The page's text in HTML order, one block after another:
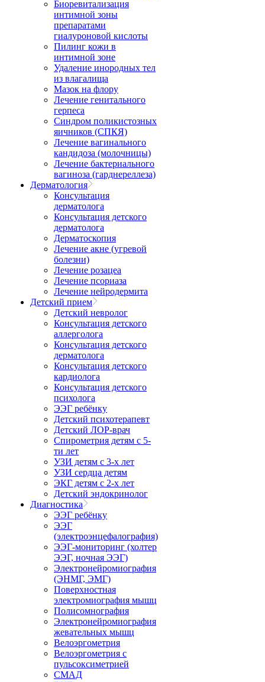
Биоревитализация
интимной зоны
препаратами
гиалуроновой кислоты
Пилинг кожи в
интимной зоне
Удаление инородных тел
из влагалища
Мазок на флору
Лечение генитального
герпеса
Синдром поликистозных
яичников (СПКЯ)
Лечение вагинального
кандидоза (молочницы)
Лечение бактериального
вагиноза (гарднереллеза)
Дерматология
Консультация
дерматолога
Консультация детского
дерматолога
Дерматоскопия
Лечение акне (угревой
болезни)
Лечение розацеа
Лечение псориаза
Лечение нейродермита
Детский прием
Детский невролог
Консультация детского
аллерголога
Консультация детского
дерматолога
Консультация детского
кардиолога
Консультация детского
психолога
ЭЭГ ребёнку
Детский психотерапевт
Детский ЛОР-врач
Спирометрия детям с 5-
ти лет
УЗИ детям с 3-х лет
УЗИ сердца детям
ЭКГ детям с 2-х лет
Детский эндокринолог
Диагностика
ЭЭГ ребёнку
ЭЭГ
(электроэнцефалография)
ЭЭГ-мониторинг (холтер
ЭЭГ, ночная ЭЭГ)
Электронейромиография
(ЭНМГ, ЭМГ)
Поверхностная
электромиография мышц
Полисомнография
Электронейромиография
жевательных мышц
Велоэргометрия
Велоэргометрия с
пульсоксиметрией
СМАД